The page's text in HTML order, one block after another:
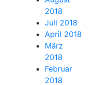
2018
Juli 2018
April 2018
März
2018
Februar
2018